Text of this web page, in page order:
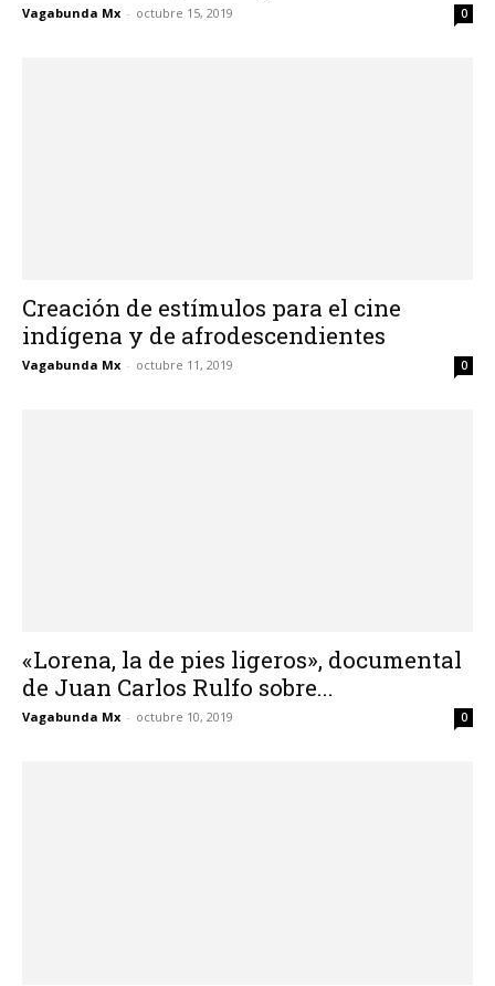
Vagabunda Mx - octubre 15, 2019 0
Creación de estímulos para el cine
indígena y de afrodescendientes
Vagabunda Mx - octubre 11, 2019 0
«Lorena, la de pies ligeros», documental
de Juan Carlos Rulfo sobre...
Vagabunda Mx - octubre 10, 2019 0